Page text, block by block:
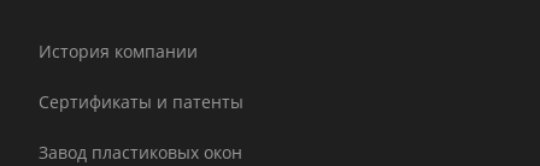
История компании
Сертификаты и патенты
Завод пластиковых окон